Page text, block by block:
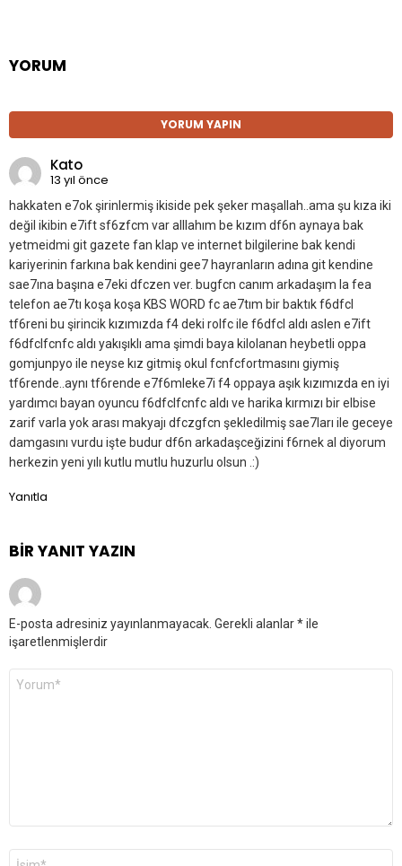
YORUM
YORUM YAPIN
Kato
13 yıl önce
hakkaten e7ok şirinlermiş ikiside pek şeker maşallah..ama şu kıza iki
değil ikibin e7ift sf6zfcm var alllahım be kızım df6n aynaya bak
yetmeidmi git gazete fan klap ve internet bilgilerine bak kendi
kariyerinin farkına bak kendini gee7 hayranların adına git kendine
sae7ına başına e7eki dfczen ver. bugfcn canım arkadaşım la fea
telefon ae7tı koşa koşa KBS WORD fc ae7tım bir baktık f6dfcl
tf6reni bu şirincik kızımızda f4 deki rolfc ile f6dfcl aldı aslen e7ift
f6dfclfcnfc aldı yakışıklı ama şimdi baya kilolanan heybetli oppa
gomjunpyo ile neyse kız gitmiş okul fcnfcfortmasını giymiş
tf6rende..aynı tf6rende e7f6mleke7i f4 oppaya aşık kızımızda en iyi
yardımcı bayan oyuncu f6dfclfcnfc aldı ve harika kırmızı bir elbise
zarif varla yok arası makyajı dfczgfcn şekledilmiş sae7ları ile geceye
damgasını vurdu işte budur df6n arkadaşceğizini f6rnek al diyorum
herkezin yeni yılı kutlu mutlu huzurlu olsun .:)
Yanıtla
BIR YANIT YAZIN
E-posta adresiniz yayınlanmayacak. Gerekli alanlar*ile
işaretlenmişlerdir
Yorum
Ad